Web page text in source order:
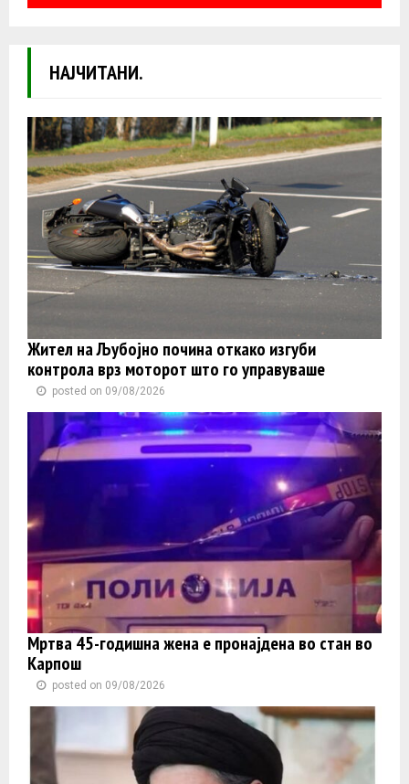
НАЈЧИТАНИ.
Жител на Љубојно почина откако изгуби
контролa врз моторот што го управуваше
posted on 09/08/2026
Мртва 45-годишна жена е пронајдена во стан во
Карпош
posted on 09/08/2026